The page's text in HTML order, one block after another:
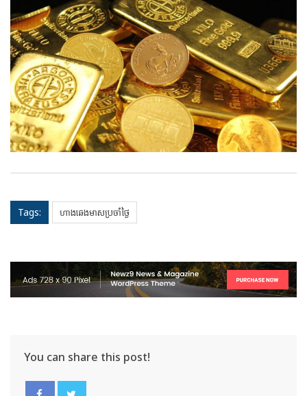
Tags: ហាងឆេងមាសប្រចាំថ្ងៃ
You can share this post!